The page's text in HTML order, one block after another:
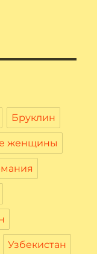
Бруклин
женщины
Узбекистан